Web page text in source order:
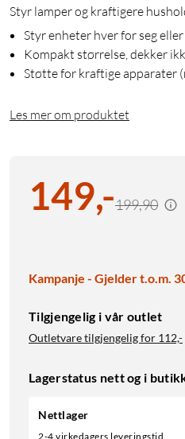
Styr lamper og kraftigere
Styr enheter hver for seg
Kompakt størrelse, dekker
Støtte for kraftige apparater
Les mer om produktet
149,-199,90
Kampanje - Gjelder t.o.m.
Tilgjengelig i vår outlet
Outletvare tilgjengelig for 112,-
Lagerstatus nett og i
Nettlager
2-4 virkedagers leveringstid